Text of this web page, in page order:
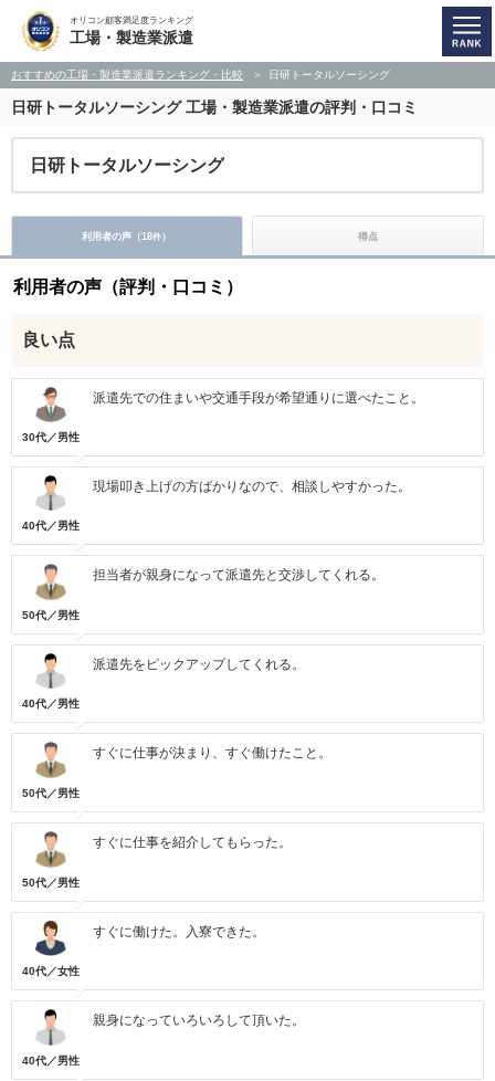
オリコン顧客満足度ランキング
工場・製造業派遣
おすすめの工場・製造業派遣ランキング・比較 日研トータルソーシング
日研トータルソーシング工場・製造業派遣の評判・口コミ
日研トータルソーシング
利用者の声（18件） 得点
利用者の声（評判・口コミ）
良い点
30代／男性
派遣先での住まいや交通手段が希望通りに選べたこと。
40代／男性
現場叩き上げの方ばかりなので、相談しやすかった。
50代／男性
担当者が親身になって派遣先と交渉してくれる。
40代／男性
派遣先をピックアップしてくれる。
50代／男性
すぐに仕事が決まり、すぐ働けたこと。
50代／男性
すぐに仕事を紹介してもらった。
40代／女性
すぐに働けた。入寮できた。
40代／男性
親身になっていろいろして頂いた。